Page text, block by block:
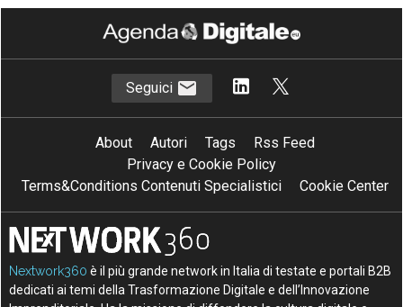
Seguici
About Autori Tags
Rss Feed
Privacy e Cookie Policy
Terms&Conditions Contenuti Specialistici
Cookie Center
Nextwork360 è il più grande network in Italia di testate e portali B2B
dedicati ai temi della Trasformazione Digitale e dell’Innovazione